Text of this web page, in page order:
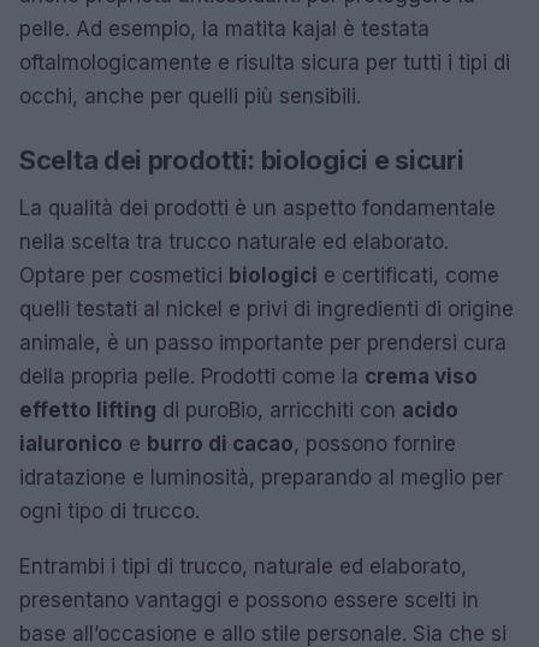
pelle. Ad esempio, la matita kajal è testata
oftalmologicamente e risulta sicura per tutti i tipi di
occhi, anche per quelli più sensibili.
Scelta dei prodotti: biologici e sicuri
La qualità dei prodotti è un aspetto fondamentale
nella scelta tra trucco naturale ed elaborato.
Optare per cosmetici biologici e certificati, come
quelli testati al nickel e privi di ingredienti di origine
animale, è un passo importante per prendersi cura
della propria pelle. Prodotti come la crema viso
effetto lifting di puroBio, arricchiti con acido
ialuronico e burro di cacao, possono fornire
idratazione e luminosità, preparando al meglio per
ogni tipo di trucco.
Entrambi i tipi di trucco, naturale ed elaborato,
presentano vantaggi e possono essere scelti in
base all’occasione e allo stile personale. Sia che si